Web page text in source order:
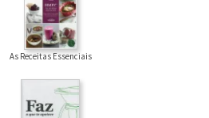
As Receitas Essenciais